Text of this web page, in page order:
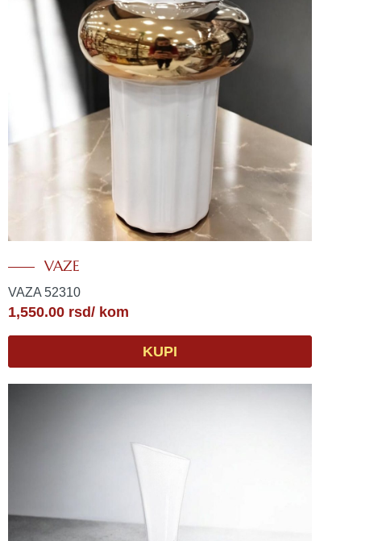
VAZE
VAZA 52310
1,550.00 rsd/ kom
KUPI